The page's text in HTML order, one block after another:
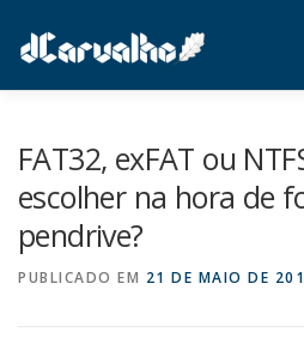
WEBMAIL
FAT32, exFAT ou
escolher na hora de
pendrive?
PUBLICADO EM 21 DE MAIO DE